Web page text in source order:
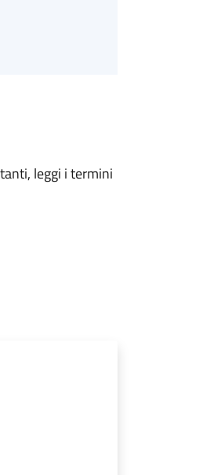
leggi i termini